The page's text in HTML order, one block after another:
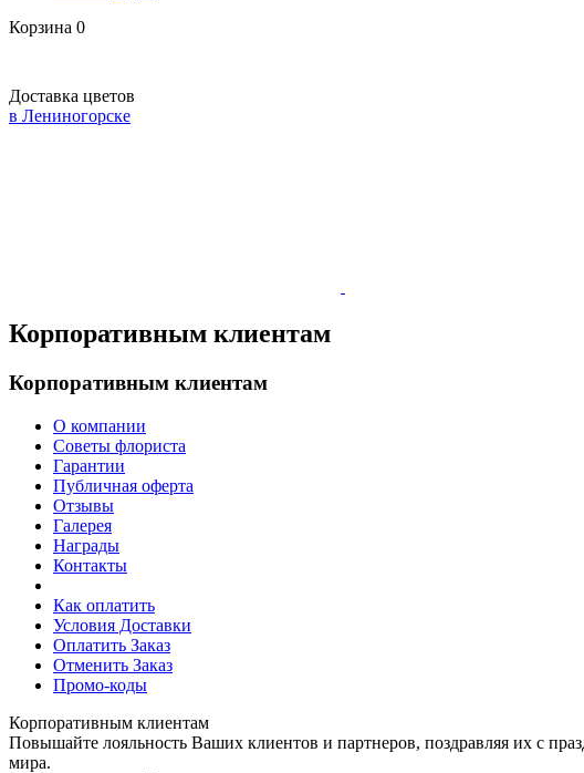
Корзина 0
Доставка цветов
в Лениногорске
Корпоративным клиентам
Корпоративным клиентам
О компании
Советы флориста
Гарантии
Публичная оферта
Отзывы
Галерея
Награды
Контакты
Как оплатить
Условия Доставки
Оплатить Заказ
Отменить Заказ
Промо-коды
Корпоративным клиентам
Повышайте лояльность Ваших клиентов и партнеров, поздравляя их с
мира.